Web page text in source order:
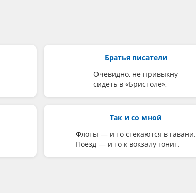
Братья писатели
Очевидно, не привыкну
сидеть в «Бристоле»,
Так и со мной
Флоты — и то стекаются в гавани.
Поезд — и то к вокзалу гонит.